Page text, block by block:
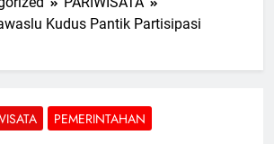
Kudus Pantik Partisipasi
PEMERINTAHAN